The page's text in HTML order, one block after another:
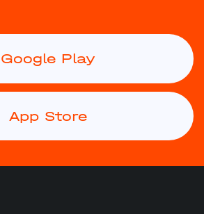
Google Play
App Store